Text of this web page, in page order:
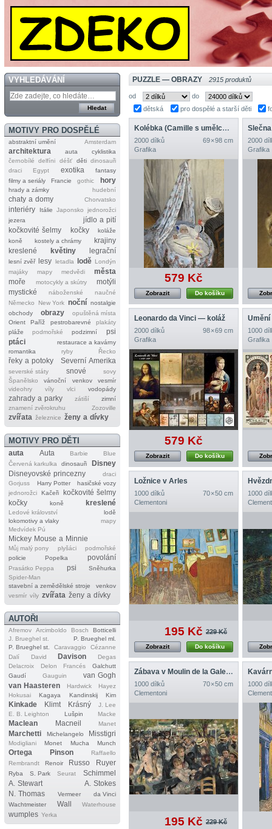
VYHLEDÁVÁNÍ
MOTIVY PRO DOSPĚLÉ
abstraktní umění Amsterdam
architektura auta
cyklistika
černobílé
delfíni déšť děti dinosauři
draci
Egypt exotika
fantasy
filmy a seriály
Francie gothic hory
hrady a zámky hudební
chaty a domy Chorvatsko
interiéry Itálie Japonsko
jednorožci
jezera
jídlo a pití
kočkovité šelmy
kočky
koláže
koně
kostely a chrámy
krajiny
kreslené
květiny legrační
lesní zvěř lesy letadla lodě Londýn
majáky
mapy medvědi
města
moře
motocykly a skútry
motýli
mystické
náboženské
naučné
Německo
New York noční nostalgie
obchody
obrazy
opuštěná místa
Orient
Paříž pestrobarevné
plakáty
pláže
podmořské podzimní
psi
ptáci
restaurace a kavárny
romantika
ryby Řecko
řeky a potoky Severní Amerika
severské státy snové
sovy
Španělsko
vánoční venkov
vesmír
videohry
víly vlci vodopády
zahrady a parky zátiší
zimní
znamení zvěrokruhu
Zozoville
zvířata železnice ženy a dívky
MOTIVY PRO DĚTI
auta Auta Barbie
Blue
Červená karkulka
dinosauři
Disney
Disneyovské princezny
draci
Gorjuss
Harry Potter
hasičské vozy
jednorožci
Kačeři
kočkovité šelmy
kočky
koně kreslené
Ledové království
lodě
lokomotivy a vlaky
mapy
Medvídek Pú
Mickey Mouse a Minnie
Můj malý pony plyšáci
podmořské
policie
Popelka povolání
Prasátko Peppa psi
Sněhurka
Spider‐Man
stavební a zemědělské stroje
venkov
vesmír víly zvířata ženy a dívky
AUTOŘI
Afremov Arcimboldo Bosch
Botticelli
J. Brueghel st.
P. Brueghel ml.
P. Brueghel st.
Caravaggio
Cézanne
Dalí
David Davison
Degas
Delacroix
Delon Francés
Galchutt
Gaudí
Gauguin
van Gogh
van Haasteren
Hardwick
Hayez
Hokusai
Kagaya Kandinskij Kim
Kinkade Klimt Krásný
J. Lee
E. B. Leighton
Lušpin Macke
Maclean Macneil Manet
Marchetti Michelangelo Misstigri
Modigliani Monet Mucha Munch
Ortega Pinson
Raffaello
Rembrandt
Renoir Russo Ruyer
Ryba S. Park Seurat
Schimmel
A. Stewart
A. Stokes
N. Thomas
Vermeer
da Vinci
Wachtmeister
Wall Waterhouse
wumples Yerka
PUZZLE — OBRAZY 2915 produktů
od
do
dětská
pro dospělé a starší děti
Kolébka (Camille s umělcovým synem Jeanem), 1867
2000 dílků
69 × 98 cm
Grafika
579 Kč
Do košíku
Zobrazit
2000
Grafika
Leonardo da Vinci — koláž
2000 dílků
98 × 69 cm
Grafika
579 Kč
Do košíku
Zobrazit
Umění
1000
Grafika
Ložnice v Arles
1000 dílků
70 × 50 cm
Clementoni
195 Kč 229 Kč
Do košíku
Zobrazit
1000
Zábava v Moulin de la Galette
1000 dílků
70 × 50 cm
Clementoni
195 Kč 229 Kč
1000